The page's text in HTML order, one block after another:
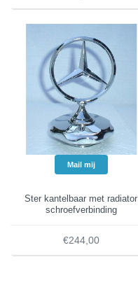
Mail mij
Ster kantelbaar met radiator
schroefverbinding
€244,00